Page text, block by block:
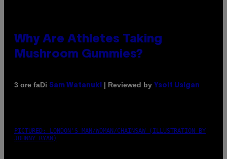
Why Are Athletes Taking
Mushroom Gummies?
3 ore faDi Sam Watanuki | Reviewed by Ysolt Usigan
PICTURED: LONDON'S MAN/WOMAN/CHAINSAW (ILLUSTRATION BY
JOHNNY RYAN)